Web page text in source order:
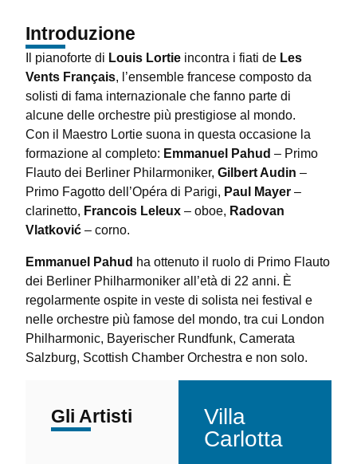
Introduzione
Il pianoforte di Louis Lortie incontra i fiati de Les
Vents Français, l’ensemble francese composto da
solisti di fama internazionale che fanno parte di
alcune delle orchestre più prestigiose al mondo.
Con il Maestro Lortie suona in questa occasione la
formazione al completo: Emmanuel Pahud – Primo
Flauto dei Berliner Philarmoniker, Gilbert Audin –
Primo Fagotto dell’Opéra di Parigi, Paul Mayer –
clarinetto, Francois Leleux – oboe, Radovan
Vlatković – corno.
Emmanuel Pahud ha ottenuto il ruolo di Primo Flauto
dei Berliner Philharmoniker all’età di 22 anni. È
regolarmente ospite in veste di solista nei festival e
nelle orchestre più famose del mondo, tra cui London
Philharmonic, Bayerischer Rundfunk, Camerata
Salzburg, Scottish Chamber Orchestra e non solo.
Gli Artisti La Location
Villa
Carlotta